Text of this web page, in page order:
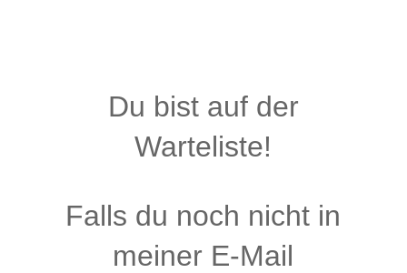
Du bist auf der
Warteliste!
Falls du noch nicht in
meiner E-Mail